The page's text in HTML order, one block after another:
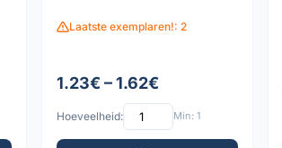
Laatste exemplaren!: 2
1.23€ – 1.62€
Hoeveelheid: Min: 1